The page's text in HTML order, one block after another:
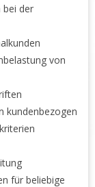
bei der
von
kundenbezogen
für beliebige